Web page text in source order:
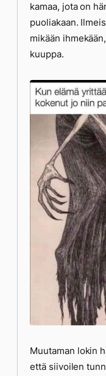
kamaa, jota on
puoliakaan.
mikään
kuuppa.
Muutaman lokin
että siivoilen